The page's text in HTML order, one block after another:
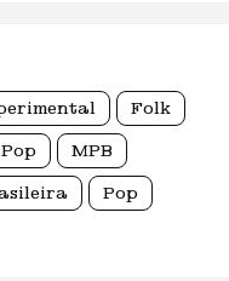
Folk
MPB
Pop